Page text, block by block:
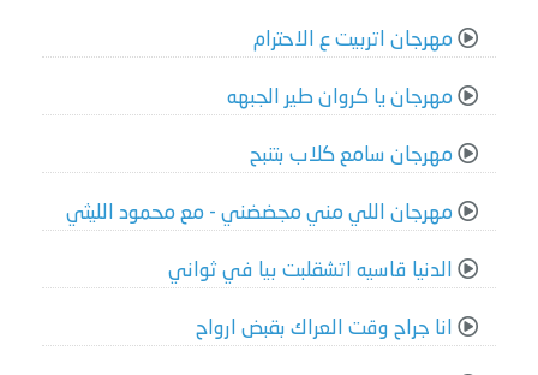
مهرجان اتربيت ع الاحترام
مهرجان يا كروان طير الجبهه
مهرجان سامع كلاب بتنبح
مهرجان اللي مني مجضضني - مع محمود الليثي
الدنيا قاسيه اتشقلبت بيا في ثواني
انا جراح وقت العراك بقبض ارواح